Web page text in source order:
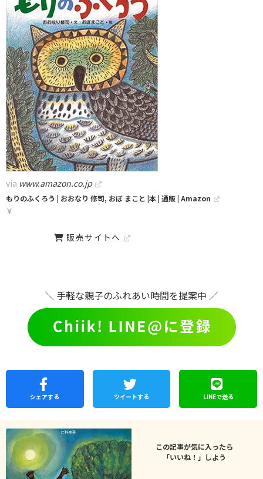
via www.amazon.co.jp
もりのふくろう | おおなり 修司, おぼ まこと |本 | 通販 | Amazon
￥
販売サイトへ
＼ 手軽な親子のふれあい時間を提案中 ／
シェアする ツイートする LINEで送る
この記事が気に入ったら
「いいね！」しよう